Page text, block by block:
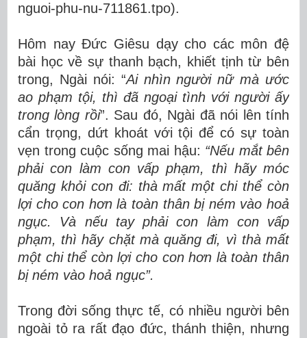
nguoi-phu-nu-711861.tpo).
Hôm nay Đức Giêsu dạy cho các môn đệ
bài học về sự thanh bạch, khiết tịnh từ bên
trong, Ngài nói: “Ai nhìn người nữ mà ước
ao phạm tội, thì đã ngoại tình với người ấy
trong lòng rồi”. Sau đó, Ngài đã nói lên tính
cẩn trọng, dứt khoát với tội để có sự toàn
vẹn trong cuộc sống mai hậu: “Nếu mắt bên
phải con làm con vấp phạm, thì hãy móc
quăng khỏi con đi: thà mất một chi thể còn
lợi cho con hơn là toàn thân bị ném vào hoả
ngục. Và nếu tay phải con làm con vấp
phạm, thì hãy chặt mà quăng đi, vì thà mất
một chi thể còn lợi cho con hơn là toàn thân
bị ném vào hoả ngục”.
Trong đời sống thực tế, có nhiều người bên
ngoài tỏ ra rất đạo đức, thánh thiện, nhưng